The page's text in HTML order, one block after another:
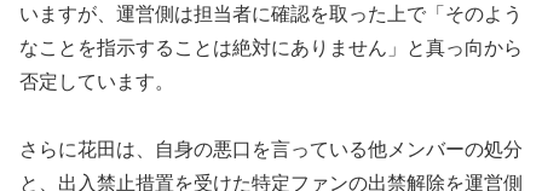
いますが、運営側は担当者に確認を取った上で「そのよう
なことを指示することは絶対にありません」と真っ向から
否定しています。
さらに花田は、自身の悪口を言っている他メンバーの処分
と、出入禁止措置を受けた特定ファンの出禁解除を運営側